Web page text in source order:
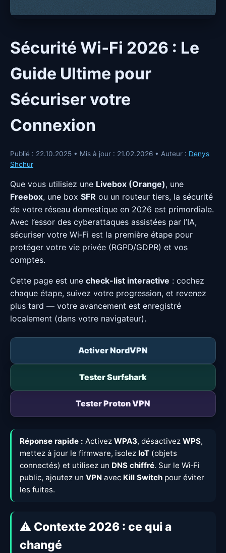
Sécurité Wi‑Fi 2026 : Le
Guide Ultime pour
Sécuriser votre
Connexion
Publié : 22.10.2025 • Mis à jour : 21.02.2026 • Auteur : Denys
Shchur
Que vous utilisiez une Livebox (Orange), une
Freebox, une box SFR ou un routeur tiers, la sécurité
de votre réseau domestique en 2026 est primordiale.
Avec l’essor des cyberattaques assistées par l’IA,
sécuriser votre Wi‑Fi est la première étape pour
protéger votre vie privée (RGPD/GDPR) et vos
comptes.
Cette page est une check-list interactive : cochez
chaque étape, suivez votre progression, et revenez
plus tard — votre avancement est enregistré
localement (dans votre navigateur).
Activer NordVPN
Tester Surfshark
Tester Proton VPN
Réponse rapide : Activez WPA3, désactivez WPS,
mettez à jour le firmware, isolez IoT (objets
connectés) et utilisez un DNS chiffré. Sur le Wi‑Fi
public, ajoutez un VPN avec Kill Switch pour éviter
les fuites.
⚠️ Contexte 2026 : ce qui a
changé